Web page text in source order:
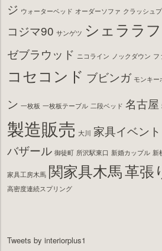
ジ ウォーターベッド オーダーソファ クラッシュ
コジマ90 サンゲツ シェララ
ゼブラウッド ニコライン ノックダウン フ
コセコンド ブビンガ モンキー
ン 一枚板 一枚板テーブル 二段ベッド 名古屋
製造販売 大川 家具イベント
バザール 御徒町 所沢駅東口 新婚カップル 新
家具工房木馬 関家具木馬革張
高密度連続スプリング
Tweets by interiorplus1